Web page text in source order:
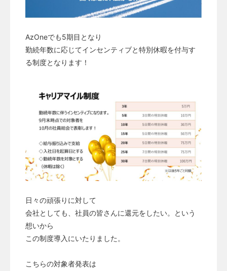
AzOneでも5期目となり
勤続年数に応じてインセンティブと特別休暇を付与す
る制度となります！
日々の頑張りに対して
会社としても、社員の皆さんに還元をしたい。という
想いから
この制度導入にいたりました。
こちらの対象者発表は